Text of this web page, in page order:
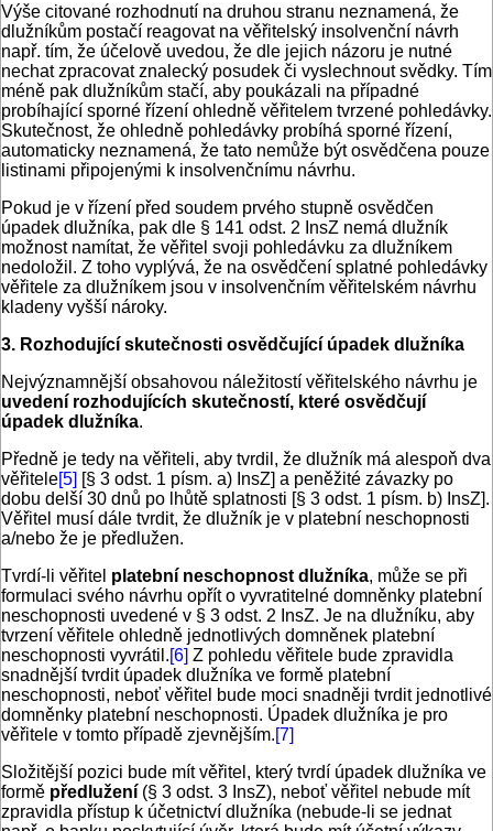
Výše citované rozhodnutí na druhou stranu neznamená, že
dlužníkům postačí reagovat na věřitelský insolvenční návrh
např. tím, že účelově uvedou, že dle jejich názoru je nutné
nechat zpracovat znalecký posudek či vyslechnout svědky. Tím
méně pak dlužníkům stačí, aby poukázali na případné
probíhající sporné řízení ohledně věřitelem tvrzené pohledávky.
Skutečnost, že ohledně pohledávky probíhá sporné řízení,
automaticky neznamená, že tato nemůže být osvědčena pouze
listinami připojenými k insolvenčnímu návrhu.
Pokud je v řízení před soudem prvého stupně osvědčen
úpadek dlužníka, pak dle § 141 odst. 2 InsZ nemá dlužník
možnost namítat, že věřitel svoji pohledávku za dlužníkem
nedoložil. Z toho vyplývá, že na osvědčení splatné pohledávky
věřitele za dlužníkem jsou v insolvenčním věřitelském návrhu
kladeny vyšší nároky.
3. Rozhodující skutečnosti osvědčující úpadek dlužníka
Nejvýznamnější obsahovou náležitostí věřitelského návrhu je
uvedení rozhodujících skutečností, které osvědčují
úpadek dlužníka.
Předně je tedy na věřiteli, aby tvrdil, že dlužník má alespoň dva
věřitele[5] [§ 3 odst. 1 písm. a) InsZ] a peněžité závazky po
dobu delší 30 dnů po lhůtě splatnosti [§ 3 odst. 1 písm. b) InsZ].
Věřitel musí dále tvrdit, že dlužník je v platební neschopnosti
a/nebo že je předlužen.
Tvrdí-li věřitel platební neschopnost dlužníka, může se při
formulaci svého návrhu opřít o vyvratitelné domněnky platební
neschopnosti uvedené v § 3 odst. 2 InsZ. Je na dlužníku, aby
tvrzení věřitele ohledně jednotlivých domněnek platební
neschopnosti vyvrátil.[6] Z pohledu věřitele bude zpravidla
snadnější tvrdit úpadek dlužníka ve formě platební
neschopnosti, neboť věřitel bude moci snadněji tvrdit jednotlivé
domněnky platební neschopnosti. Úpadek dlužníka je pro
věřitele v tomto případě zjevnějším.[7]
Složitější pozici bude mít věřitel, který tvrdí úpadek dlužníka ve
formě předlužení (§ 3 odst. 3 InsZ), neboť věřitel nebude mít
zpravidla přístup k účetnictví dlužníka (nebude-li se jednat